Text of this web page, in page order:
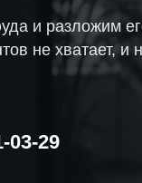
и разложим
не хватает, и
03-29